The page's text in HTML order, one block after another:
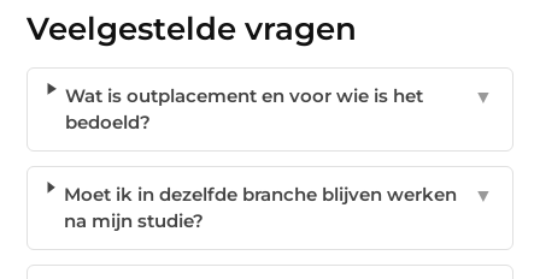
Veelgestelde vragen
Wat is outplacement en voor wie is het
bedoeld?
▼
Moet ik in dezelfde branche blijven werken
na mijn studie?
▼